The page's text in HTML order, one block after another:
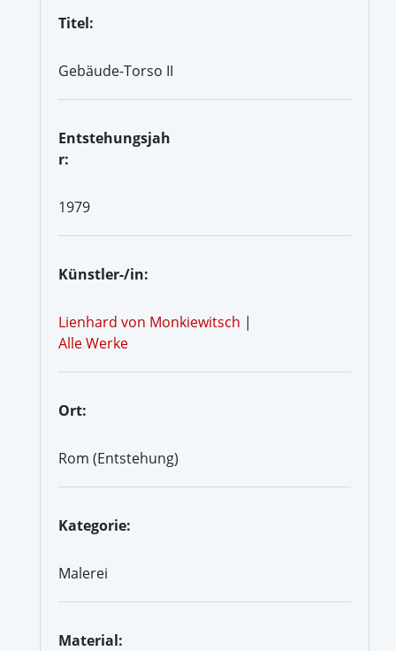
Titel:
Gebäude-Torso II
Entstehungsjah
r:
1979
Künstler-/in:
Lienhard von Monkiewitsch |
Alle Werke
Ort:
Rom (Entstehung)
Kategorie:
Malerei
Material: